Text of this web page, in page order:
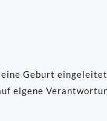
eine Geburt
eigene